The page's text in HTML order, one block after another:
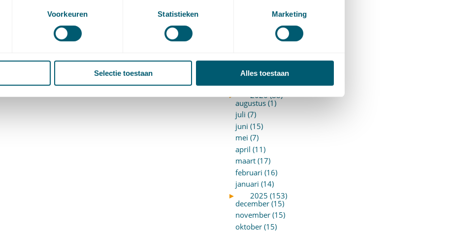
Voorkeuren Statistieken Marketing
Selectie toestaan Alles toestaan
(14)
Wvggz – Wzd (Wet Bopz
ARCHIEF
►
2026 (88)
augustus (1)
juli (7)
juni (15)
mei (7)
april (11)
maart (17)
februari (16)
januari (14)
►
2025 (153)
december (15)
november (15)
oktober (15)